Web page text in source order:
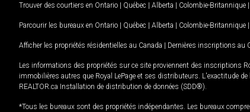
Trouver des courtiers en Ontario | Québec | Alberta | Colombie-Britannique |
Parcourir les bureaux en Ontario | Québec | Alberta | Colombie-Britannique |
Afficher les propriétés résidentielles au Canada | Dernières inscriptions au
Les informations des propriétés sur ce site proviennent des inscriptions
immobilières autres que Royal LePage et ses distributeurs. L'exactitude
REALTOR.ca Installation de distribution de données (SDD®).
*Tous les bureaux sont des propriétés indépendantes. Les bureaux